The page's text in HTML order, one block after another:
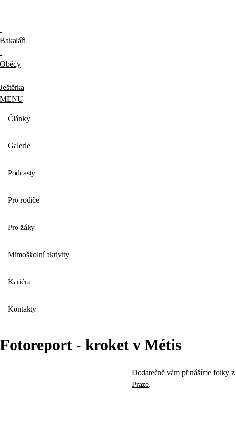
Bakaláři
Obědy
Ještěrka
MENU
Články
Galerie
Podcasty
Pro rodiče
Pro žáky
Mimoškolní aktivity
Kariéra
Kontakty
Fotoreport - kroket v Métis
Dodatečně vám přinášíme fotky z
Praze.